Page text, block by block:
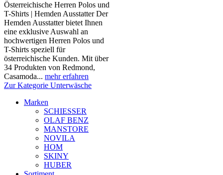
Österreichische Herren Polos und
T-Shirts | Hemden Ausstatter Der
Hemden Ausstatter bietet Ihnen
eine exklusive Auswahl an
hochwertigen Herren Polos und
T-Shirts speziell für
österreichische Kunden. Mit über
34 Produkten von Redmond,
Casamoda... mehr erfahren
Zur Kategorie Unterwäsche
Marken
SCHIESSER
OLAF BENZ
MANSTORE
NOVILA
HOM
SKINY
HUBER